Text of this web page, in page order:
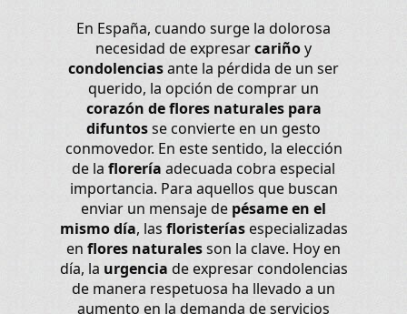
En España, cuando surge la dolorosa
necesidad de expresarcariñoy
condolenciasante la pérdida de un ser
querido, la opción de comprar un
corazón de flores naturales para
difuntosse convierte en un gesto
conmovedor. En este sentido, la elección
de la florería adecuada cobra especial
importancia. Para aquellos que buscan
enviar un mensaje de pésame en el
mismo día, las floristeríasespecializadas
en flores naturalesson la clave. Hoy en
día, la urgencia de expresar condolencias
de manera respetuosa ha llevado a un
aumento en la demanda de servicios